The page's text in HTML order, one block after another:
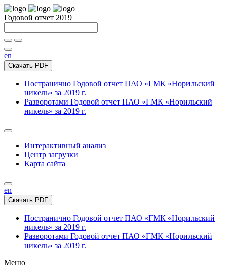
Годовой отчет 2019
en
Скачать PDF
Постранично Годовой отчет ПАО «ГМК «Норильский
никель» за 2019 г.
Разворотами Годовой отчет ПАО «ГМК «Норильский
никель» за 2019 г.
Интерактивный анализ
Центр загрузки
Карта сайта
en
Скачать PDF
Постранично Годовой отчет ПАО «ГМК «Норильский
никель» за 2019 г.
Разворотами Годовой отчет ПАО «ГМК «Норильский
никель» за 2019 г.
Меню